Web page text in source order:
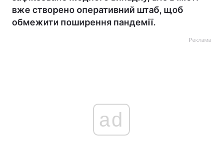
вже створено оперативний штаб, щоб
обмежити поширення пандемії.
Реклама
ad